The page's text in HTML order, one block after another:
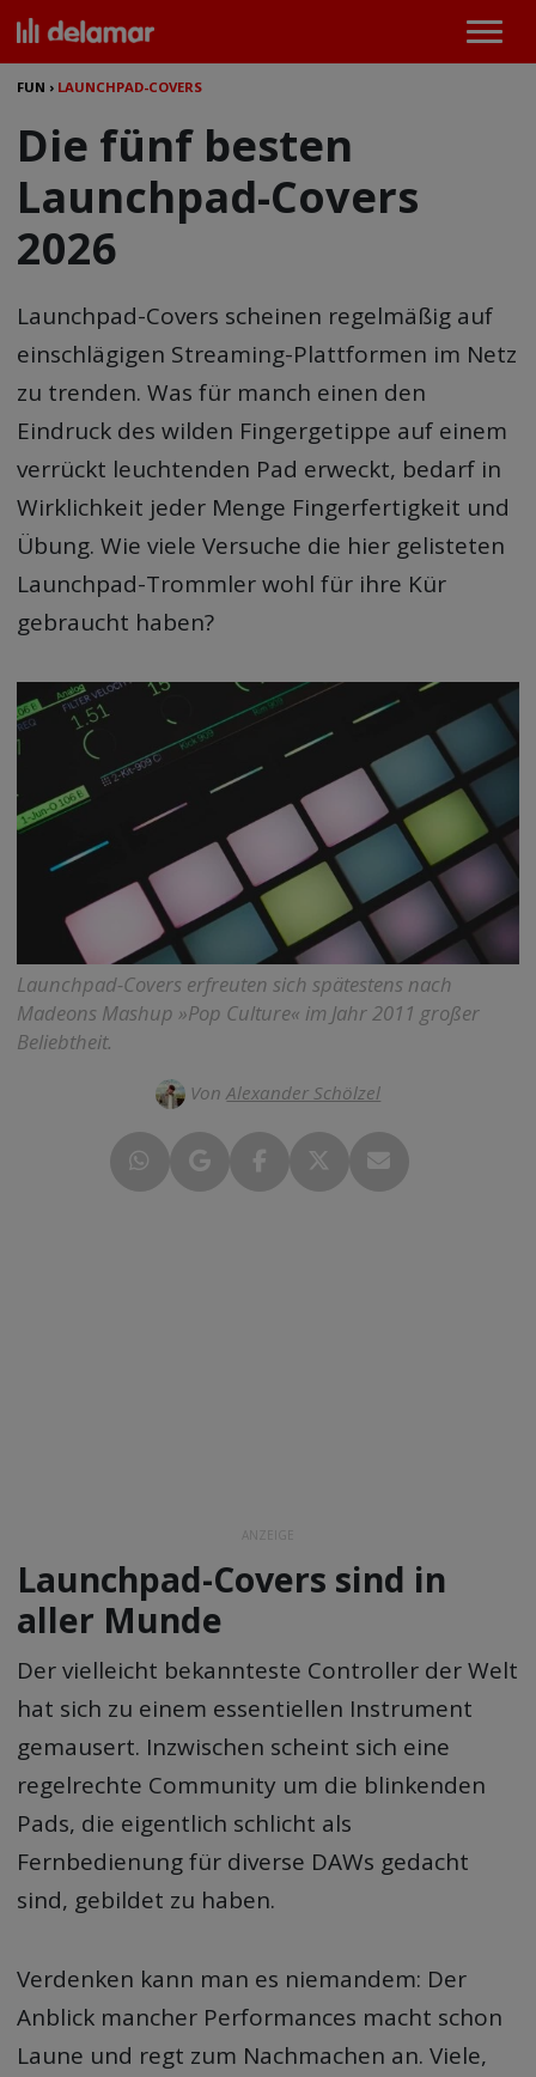
FUN › LAUNCHPAD-COVERS
Die fünf besten
Launchpad-Covers
2026
Launchpad-Covers scheinen regelmäßig auf
einschlägigen Streaming-Plattformen im Netz
zu trenden. Was für manch einen den
Eindruck des wilden Fingergetippe auf einem
verrückt leuchtenden Pad erweckt, bedarf in
Wirklichkeit jeder Menge Fingerfertigkeit und
Übung. Wie viele Versuche die hier gelisteten
Launchpad-Trommler wohl für ihre Kür
gebraucht haben?
Launchpad-Covers erfreuten sich spätestens nach
Madeons Mashup »Pop Culture« im Jahr 2011 großer
Beliebtheit.
VonAlexander Schölzel
ANZEIGE
Launchpad-Covers sind in
aller Munde
Der vielleicht bekannteste Controller der Welt
hat sich zu einem essentiellen Instrument
gemausert. Inzwischen scheint sich eine
regelrechte Community um die blinkenden
Pads, die eigentlich schlicht als
Fernbedienung für diverse DAWs gedacht
sind, gebildet zu haben.
Verdenken kann man es niemandem: Der
Anblick mancher Performances macht schon
Laune und regt zum Nachmachen an. Viele,